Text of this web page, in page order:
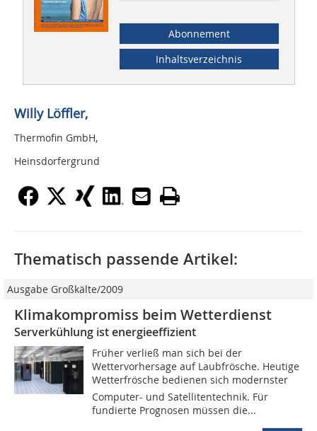
Abonnement
Inhaltsverzeichnis
Willy Löffler,
Thermofin GmbH,
Heinsdorfergrund
Thematisch passende Artikel:
Ausgabe Großkälte/2009
Klimakompromiss beim Wetterdienst
Serverkühlung ist energieeffizient
Früher verließ man sich bei der
Wettervorhersage auf Laubfrösche. Heutige
Wetterfrösche bedienen sich modernster
Computer- und Satellitentechnik. Für
fundierte Prognosen müssen die...